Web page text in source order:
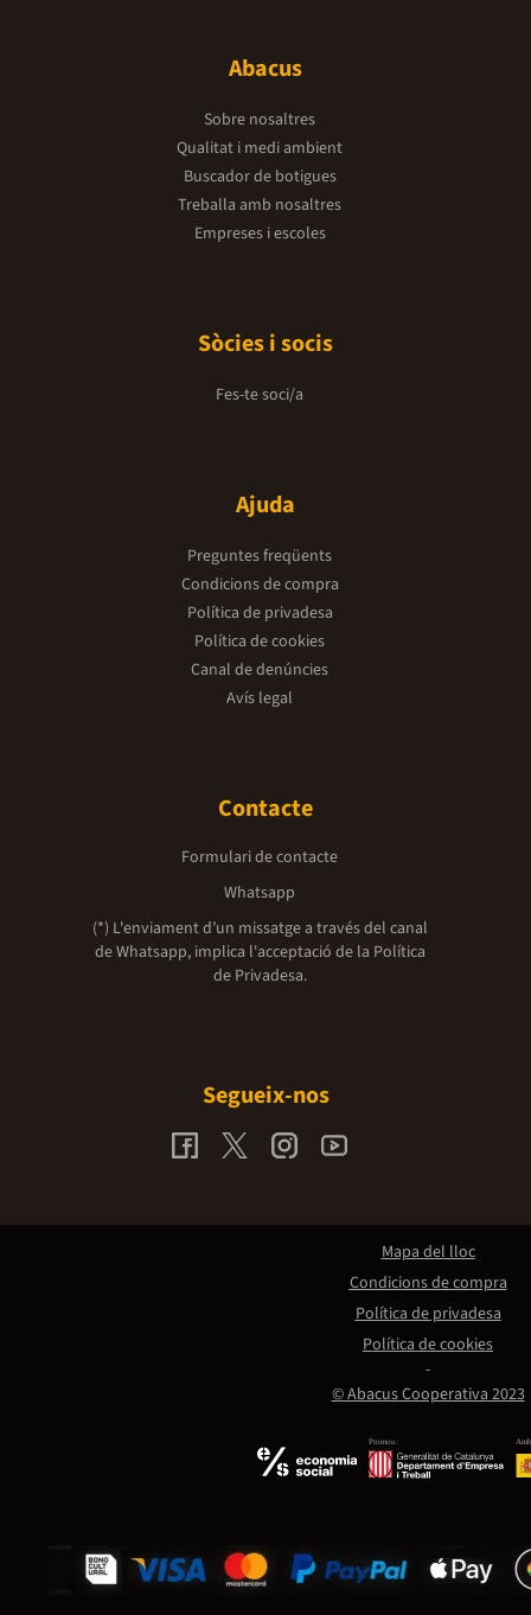
Abacus
Sobre nosaltres
Qualitat i medi ambient
Buscador de botigues
Treballa amb nosaltres
Empreses i escoles
Sòcies i socis
Fes-te soci/a
Ajuda
Preguntes freqüents
Condicions de compra
Política de privadesa
Política de cookies
Canal de denúncies
Avís legal
Contacte
Formulari de contacte
Whatsapp
(*) L'enviament d’un missatge a través del canal
de Whatsapp, implica l'acceptació de la Política
de Privadesa.
Segueix-nos
Promou:
© Abacus Cooperativa 2023
Mapa del lloc
Condicions de compra
Política de privadesa
Política de cookies